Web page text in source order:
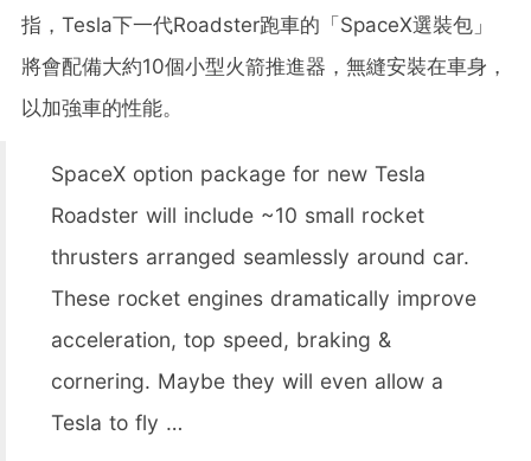
指，Tesla下一代Roadster跑車的「SpaceX選裝包」
將會配備大約10個小型火箭推進器，無縫安裝在車身，
以加強車的性能。
SpaceX option package for new Tesla
Roadster will include ~10 small rocket
thrusters arranged seamlessly around car.
These rocket engines dramatically improve
acceleration, top speed, braking &
cornering. Maybe they will even allow a
Tesla to fly …